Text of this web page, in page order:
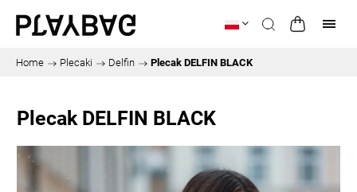
Home / Plecaki / Delfin / Plecak DELFIN BLACK
Plecak DELFIN BLACK